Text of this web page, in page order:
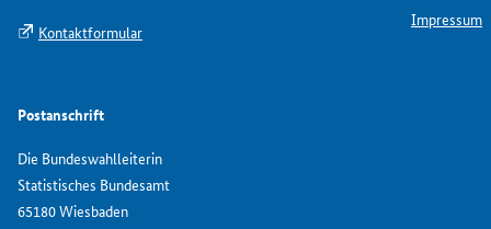
Kontaktformular
Postanschrift
Die Bundeswahlleiterin
Statistisches Bundesamt
65180 Wiesbaden
Impressum